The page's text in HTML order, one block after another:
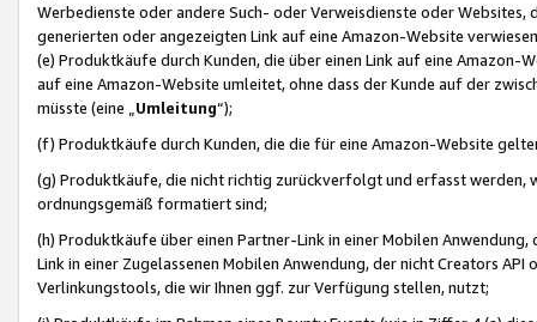
Werbedienste oder andere Such- oder Verweisdienste oder Websites,
generierten oder angezeigten Link auf eine Amazon-Website
(e) Produktkäufe durch Kunden, die über einen Link auf eine
auf eine Amazon-Website umleitet, ohne dass der Kunde auf der
müsste (eine „ Umleitung“);
(f) Produktkäufe durch Kunden, die die für eine Amazon-Website
(g) Produktkäufe, die nicht richtig zurückverfolgt und erfasst werden,
ordnungsgemäß formatiert sind;
(h) Produktkäufe über einen Partner-Link in einer Mobilen
Link in einer Zugelassenen Mobilen Anwendung, der nicht Creators
Verlinkungstools, die wir Ihnen ggf. zur Verfügung stellen, nutzt;